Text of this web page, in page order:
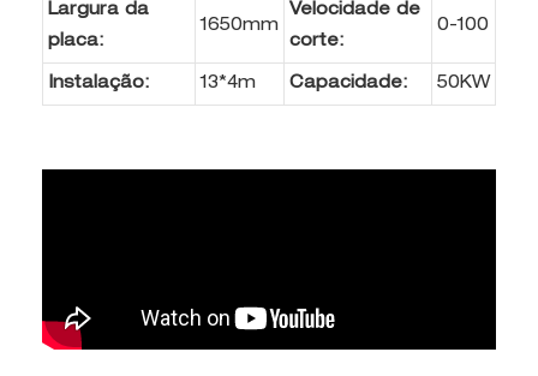
Largura da
placa:
1650mm
Velocidade de
corte:
0-100
Instalação: 13*4m Capacidade: 50KW